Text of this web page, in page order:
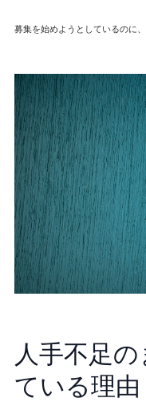
募集を始めようとしているのに
人手不足
ている理由